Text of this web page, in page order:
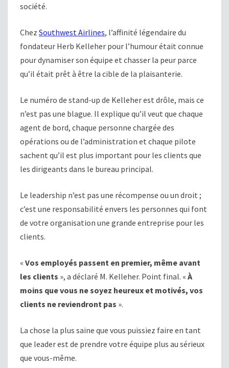
société.
Chez Southwest Airlines, l’affinité légendaire du
fondateur Herb Kelleher pour l’humour était connue
pour dynamiser son équipe et chasser la peur parce
qu’il était prêt à être la cible de la plaisanterie.
Le numéro de stand-up de Kelleher est drôle, mais ce
n’est pas une blague. Il explique qu’il veut que chaque
agent de bord, chaque personne chargée des
opérations ou de l’administration et chaque pilote
sachent qu’il est plus important pour les clients que
les dirigeants dans le bureau principal.
Le leadership n’est pas une récompense ou un droit ;
c’est une responsabilité envers les personnes qui font
de votre organisation une grande entreprise pour les
clients.
« Vos employés passent en premier, même avant
les clients », a déclaré M. Kelleher. Point final. « À
moins que vous ne soyez heureux et motivés, vos
clients ne reviendront pas ».
La chose la plus saine que vous puissiez faire en tant
que leader est de prendre votre équipe plus au sérieux
que vous-même.